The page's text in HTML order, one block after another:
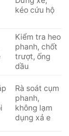
kéo cứu hộ
Kiểm tra heo
phanh, chốt
trượt, ống
dầu
Rà soát cụm
phanh,
không lạm
dụng xả e